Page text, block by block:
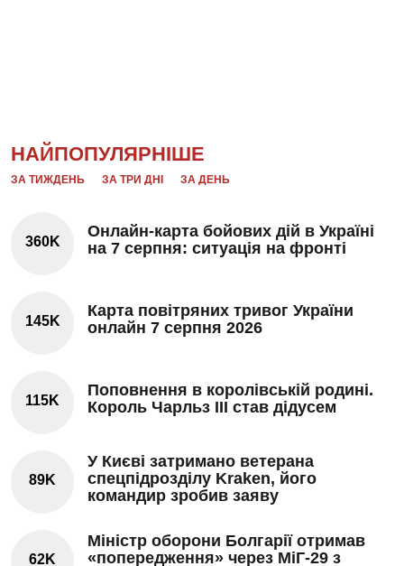
НАЙПОПУЛЯРНІШЕ
ЗА ТИЖДЕНЬ ЗА ТРИ ДНІ ЗА ДЕНЬ
360K
Онлайн-карта бойових дій в Україні
на 7 серпня: ситуація на фронті
145K
Карта повітряних тривог України
онлайн 7 серпня 2026
115K
Поповнення в королівській родині.
Король Чарльз III став дідусем
89K
У Києві затримано ветерана
спецпідрозділу Kraken, його
командир зробив заяву
62K
Міністр оборони Болгарії отримав
«попередження» через МіГ-29 з